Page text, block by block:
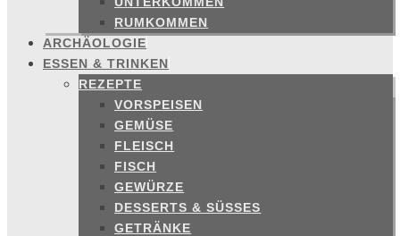
RUMKOMMEN
ARCHÄOLOGIE
ESSEN & TRINKEN
REZEPTE
VORSPEISEN
GEMÜSE
FLEISCH
FISCH
GEWÜRZE
DESSERTS & SÜSSES
GETRÄNKE